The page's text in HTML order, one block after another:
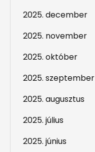
2025. december
2025. november
2025. október
2025. szeptember
2025. augusztus
2025. július
2025. június